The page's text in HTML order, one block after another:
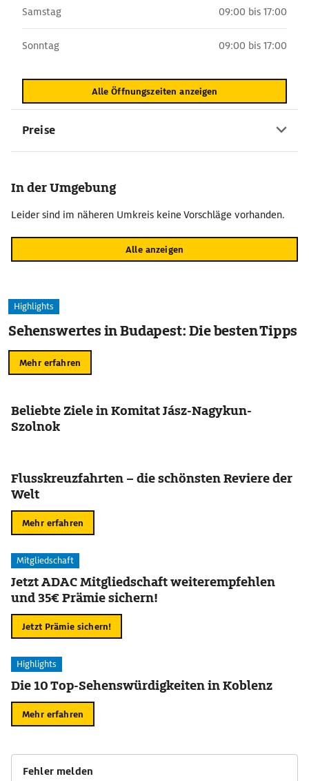
Samstag 09:00 bis 17:00
Sonntag 09:00 bis 17:00
Alle Öffnungszeiten anzeigen
Preise
In der Umgebung
Leider sind im näheren Umkreis keine Vorschläge vorhanden.
Alle anzeigen
Highlights
Sehenswertes in Budapest: Die besten Tipps
Mehr erfahren
Beliebte Ziele in Komitat Jász-Nagykun-
Szolnok
Flusskreuzfahrten – die schönsten Reviere der
Welt
Mehr erfahren
Mitgliedschaft
Jetzt ADAC Mitgliedschaft weiterempfehlen
und 35€ Prämie sichern!
Jetzt Prämie sichern!
Highlights
Die 10 Top-Sehenswürdigkeiten in Koblenz
Mehr erfahren
Fehler melden